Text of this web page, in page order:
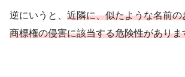
逆にいうと、 近隣に、似たような名前
商標権の侵害に該当する危険性がありま